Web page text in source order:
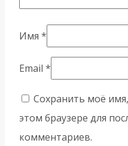
Имя *
Email *
Сохранить моё
этом браузере для
комментариев.